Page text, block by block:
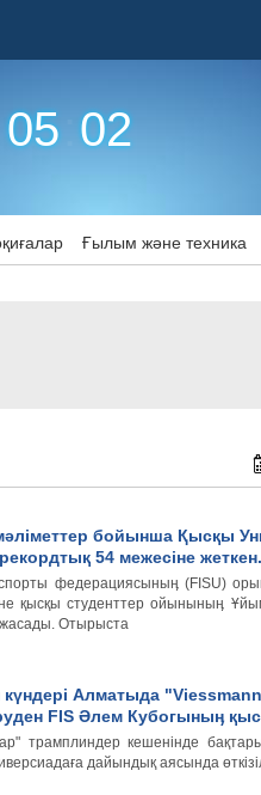
05:02
Ғылым және техника
бойынша Қысқы
54 межесіне жеткен.
федерациясыныӊ (FISU)
қысқы студенттер ойыныныӊ
жасады. Отырыста
күндері Алматыда
FIS Әлем Кубогыныӊ
трамплиндер кешенінде
дайындық аясында